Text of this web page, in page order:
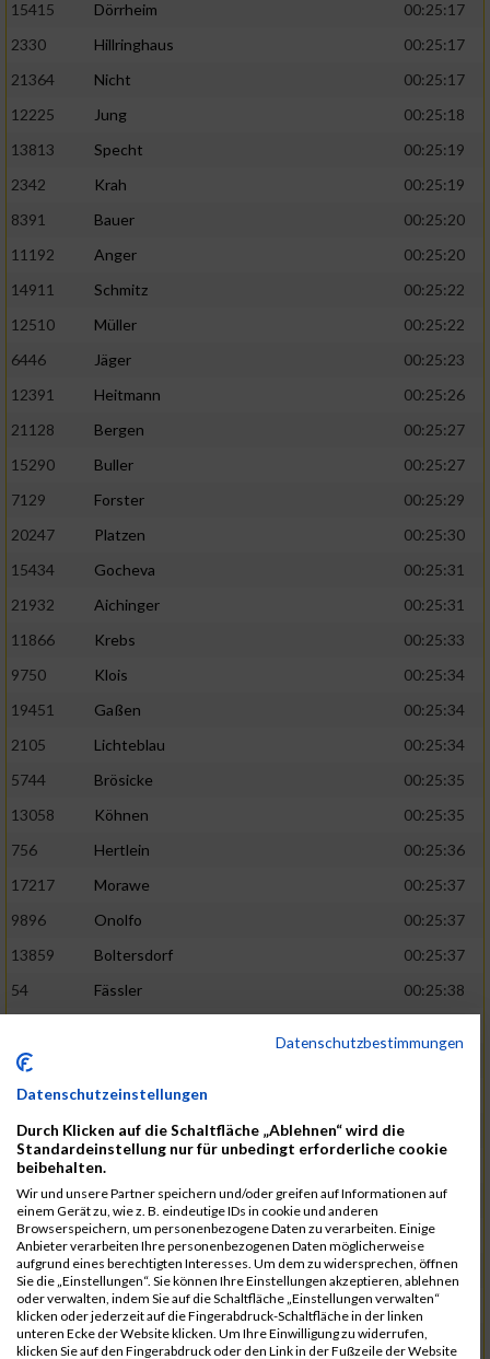
15415
Dörrheim
00:25:17
2330
Hillringhaus
00:25:17
21364
Nicht
00:25:17
12225
Jung
00:25:18
13813
Specht
00:25:19
2342
Krah
00:25:19
8391
Bauer
00:25:20
11192
Anger
00:25:20
14911
Schmitz
00:25:22
12510
Müller
00:25:22
6446
Jäger
00:25:23
12391
Heitmann
00:25:26
21128
Bergen
00:25:27
15290
Buller
00:25:27
7129
Forster
00:25:29
20247
Platzen
00:25:30
15434
Gocheva
00:25:31
21932
Aichinger
00:25:31
11866
Krebs
00:25:33
9750
Klois
00:25:34
19451
Gaßen
00:25:34
2105
Lichteblau
00:25:34
5744
Brösicke
00:25:35
13058
Köhnen
00:25:35
756
Hertlein
00:25:36
17217
Morawe
00:25:37
9896
Onolfo
00:25:37
13859
Boltersdorf
00:25:37
54
Fässler
00:25:38
13253
2317
Golbar
5561
Lück
00:25:38
12006
Laudien
9273
Nicotra
00:25:38
7717
Lades
00:25:38
15581
Adamczak
00:25:38
3162
Heilig
00:25:39
3107
Schork 00:25:40
Datenschutzbestimmungen
Datenschutzeinstellungen
Durch Klicken auf die Schaltfläche „Ablehnen“ wird die
Standardeinstellung nur für unbedingt erforderliche cookie
beibehalten.
Wir und unsere Partner speichern und/oder greifen auf Informationen auf
einem Gerät zu, wie z. B. eindeutige IDs in cookie und anderen
Browserspeichern, um personenbezogene Daten zu verarbeiten. Einige
Anbieter verarbeiten Ihre personenbezogenen Daten möglicherweise
aufgrund eines berechtigten Interesses. Um dem zu widersprechen, öffnen
Sie die „Einstellungen“. Sie können Ihre Einstellungen akzeptieren, ablehnen
oder verwalten, indem Sie auf die Schaltfläche „Einstellungen verwalten“
klicken oder jederzeit auf die Fingerabdruck-Schaltfläche in der linken
unteren Ecke der Website klicken. Um Ihre Einwilligung zu widerrufen,
klicken Sie auf den Fingerabdruck oder den Link in der Fußzeile der Website